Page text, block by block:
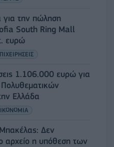
για την πώληση
South Ring Mall
ευρώ
1.106.000 ευρώ για
Πολυθεματικών
Ελλάδα
Δεν
αρχείο η υπόθεση των